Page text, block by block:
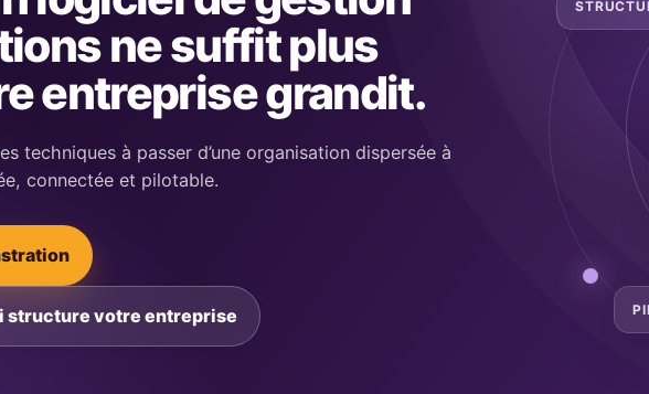
ne suffit plus
entreprise grandit.
techniques à passer d’une organisation dispersée à
connectée et pilotable.
structure votre entreprise